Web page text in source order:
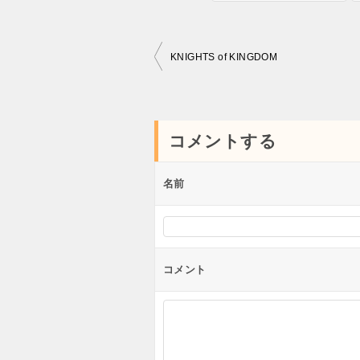
投
ビ
ゲ
ー
ョ
KNIGHTS of KINGDOM
コメントする
名前
コメント